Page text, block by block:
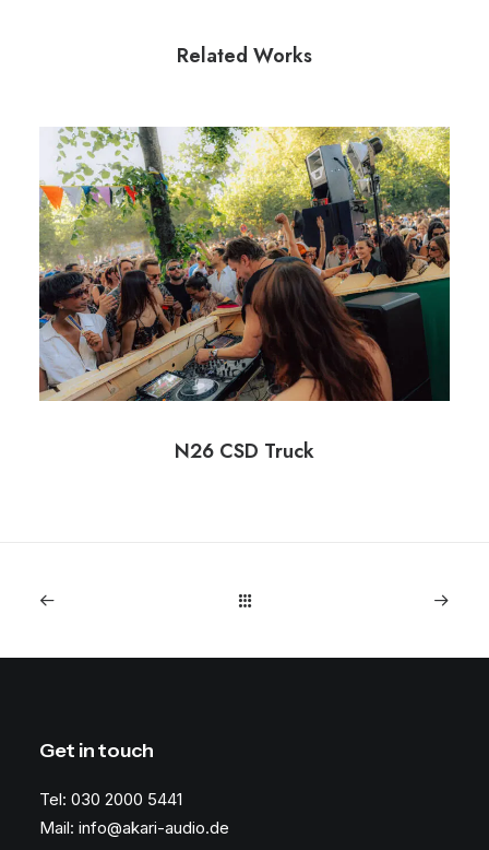
Related Works
N26 CSD Truck
Get in touch
Tel: 030 2000 5441
Mail: info@akari-audio.de